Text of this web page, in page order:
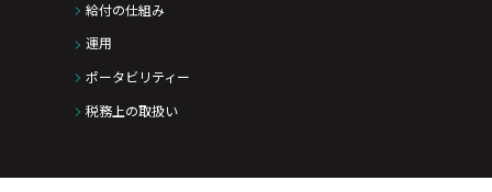
給付の仕組み
運用
ポータビリティー
税務上の取扱い